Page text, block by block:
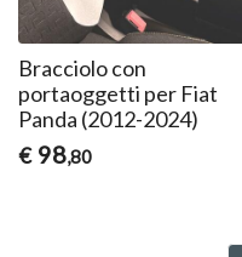
Bracciolo con
portaoggetti per Fiat
Panda (2012-2024)
€ 98,80